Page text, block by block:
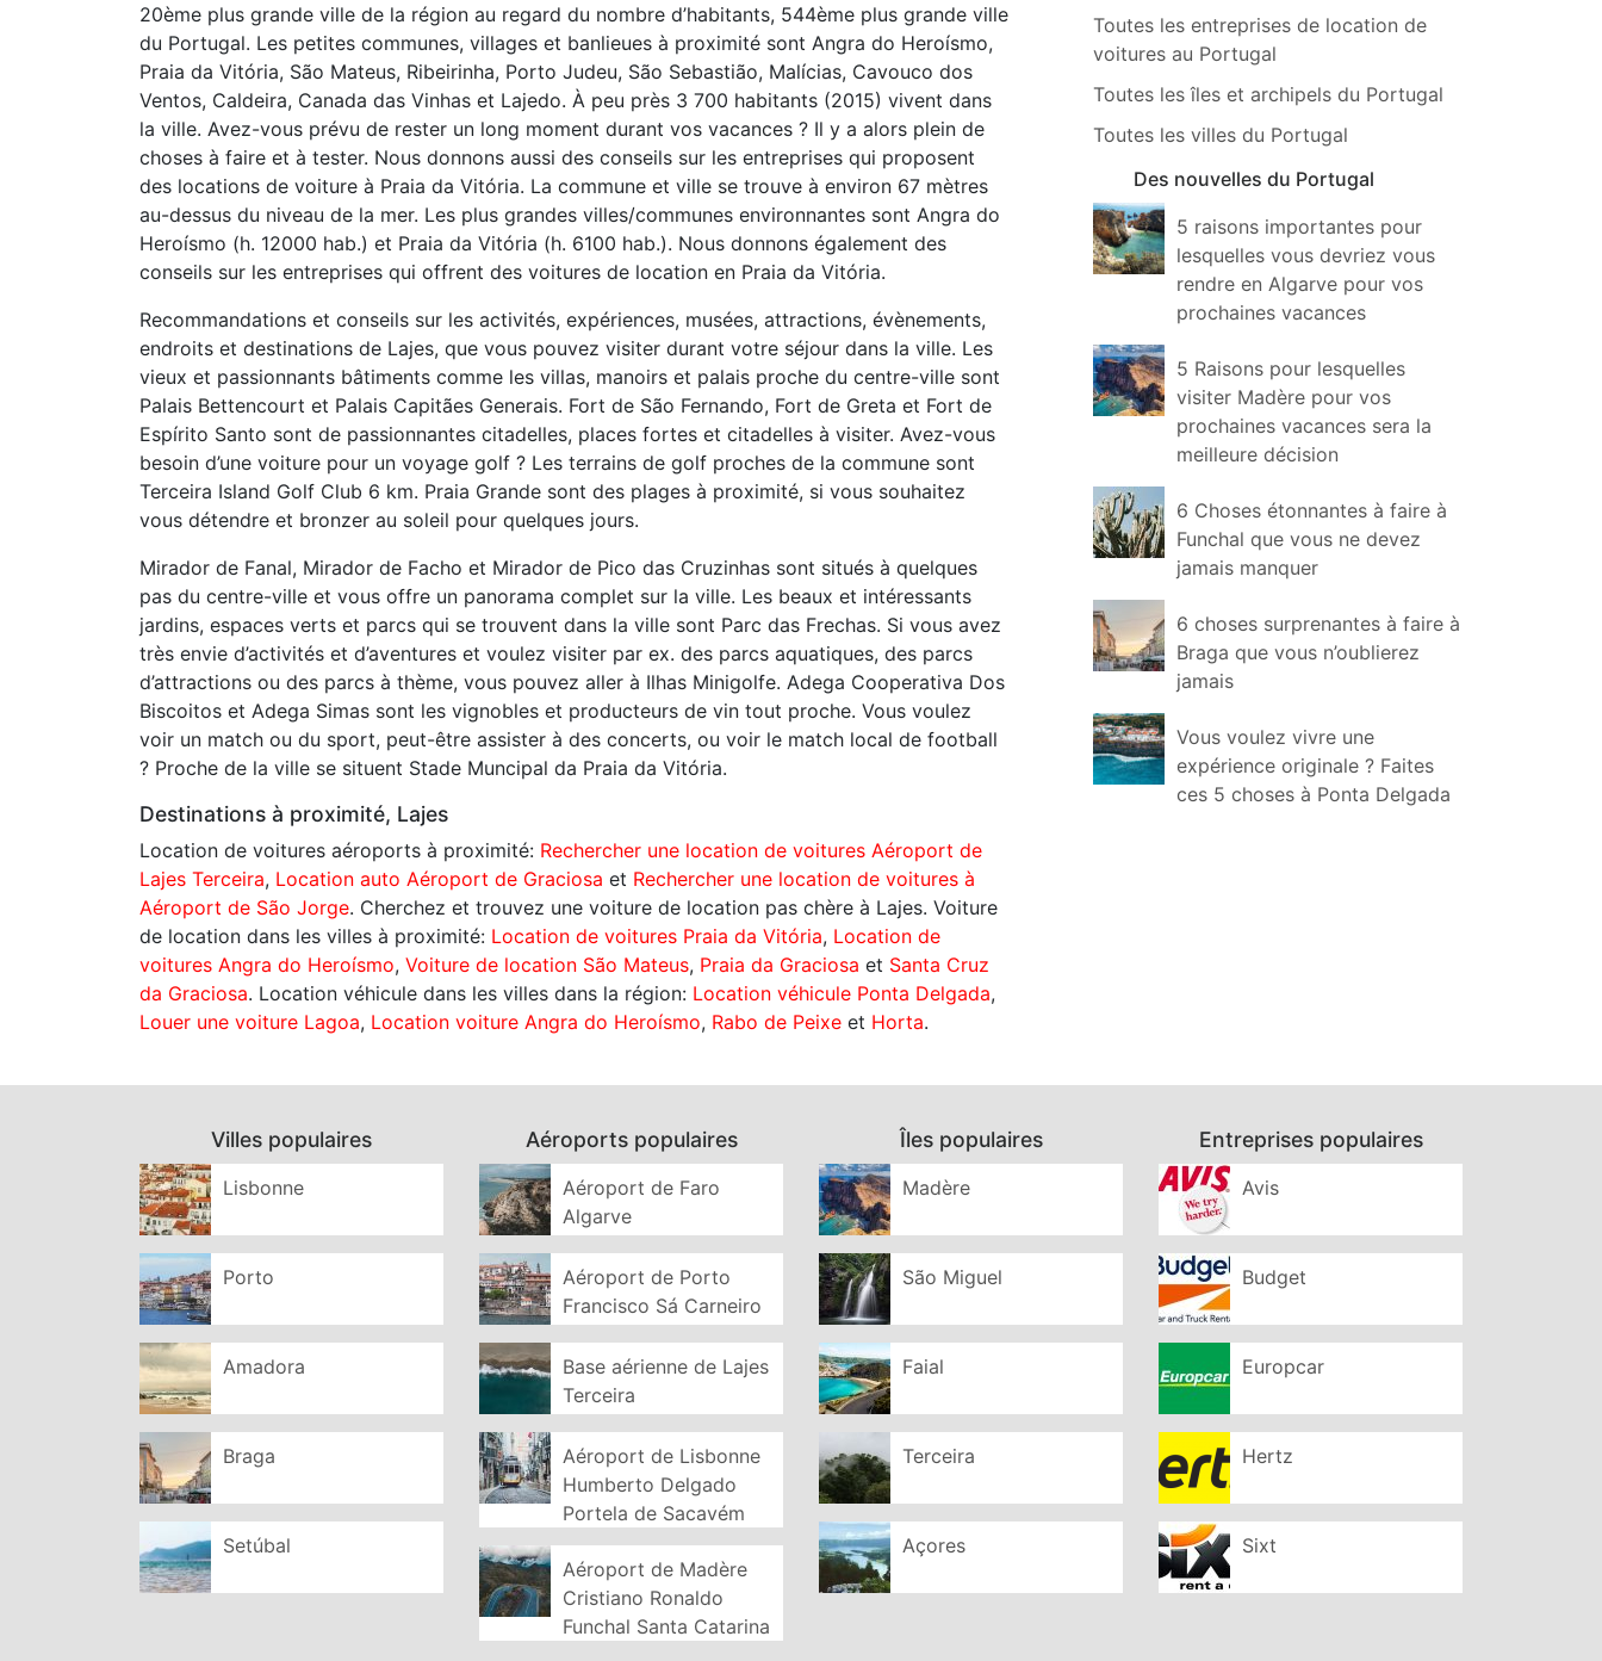
20ème plus grande ville de la région au regard du nombre d’habitants, 544ème plus grande ville
du Portugal. Les petites communes, villages et banlieues à proximité sont Angra do Heroísmo,
Praia da Vitória, São Mateus, Ribeirinha, Porto Judeu, São Sebastião, Malícias, Cavouco dos
Ventos, Caldeira, Canada das Vinhas et Lajedo. À peu près 3 700 habitants (2015) vivent dans
la ville. Avez-vous prévu de rester un long moment durant vos vacances ? Il y a alors plein de
choses à faire et à tester. Nous donnons aussi des conseils sur les entreprises qui proposent
des locations de voiture à Praia da Vitória. La commune et ville se trouve à environ 67 mètres
au-dessus du niveau de la mer. Les plus grandes villes/communes environnantes sont Angra do
Heroísmo (h. 12000 hab.) et Praia da Vitória (h. 6100 hab.). Nous donnons également des
conseils sur les entreprises qui offrent des voitures de location en Praia da Vitória.
Recommandations et conseils sur les activités, expériences, musées, attractions, évènements,
endroits et destinations de Lajes, que vous pouvez visiter durant votre séjour dans la ville. Les
vieux et passionnants bâtiments comme les villas, manoirs et palais proche du centre-ville sont
Palais Bettencourt et Palais Capitães Generais. Fort de São Fernando, Fort de Greta et Fort de
Espírito Santo sont de passionnantes citadelles, places fortes et citadelles à visiter. Avez-vous
besoin d’une voiture pour un voyage golf ? Les terrains de golf proches de la commune sont
Terceira Island Golf Club 6 km. Praia Grande sont des plages à proximité, si vous souhaitez
vous détendre et bronzer au soleil pour quelques jours.
Mirador de Fanal, Mirador de Facho et Mirador de Pico das Cruzinhas sont situés à quelques
pas du centre-ville et vous offre un panorama complet sur la ville. Les beaux et intéressants
jardins, espaces verts et parcs qui se trouvent dans la ville sont Parc das Frechas. Si vous avez
très envie d’activités et d’aventures et voulez visiter par ex. des parcs aquatiques, des parcs
d’attractions ou des parcs à thème, vous pouvez aller à Ilhas Minigolfe. Adega Cooperativa Dos
Biscoitos et Adega Simas sont les vignobles et producteurs de vin tout proche. Vous voulez
voir un match ou du sport, peut-être assister à des concerts, ou voir le match local de football
? Proche de la ville se situent Stade Muncipal da Praia da Vitória.
Destinations à proximité, Lajes
Location de voitures aéroports à proximité: Rechercher une location de voitures Aéroport de
Lajes Terceira, Location auto Aéroport de Graciosa et Rechercher une location de voitures à
Aéroport de São Jorge. Cherchez et trouvez une voiture de location pas chère à Lajes. Voiture
de location dans les villes à proximité: Location de voitures Praia da Vitória, Location de
voitures Angra do Heroísmo, Voiture de location São Mateus, Praia da Graciosa et Santa Cruz
da Graciosa. Location véhicule dans les villes dans la région: Location véhicule Ponta Delgada,
Louer une voiture Lagoa, Location voiture Angra do Heroísmo, Rabo de Peixe et Horta.
Toutes les entreprises de location de
voitures au Portugal
Toutes les îles et archipels du Portugal
Toutes les villes du Portugal
Des nouvelles du Portugal
5 raisons importantes pour
lesquelles vous devriez vous
rendre en Algarve pour vos
prochaines vacances
5 Raisons pour lesquelles
visiter Madère pour vos
prochaines vacances sera la
meilleure décision
6 Choses étonnantes à faire à
Funchal que vous ne devez
jamais manquer
6 choses surprenantes à faire à
Braga que vous n’oublierez
jamais
Vous voulez vivre une
expérience originale ? Faites
ces 5 choses à Ponta Delgada
Villes populaires
Lisbonne
Porto
Amadora
Braga
Setúbal
Aéroports populaires
Aéroport de Faro
Algarve
Aéroport de Porto
Francisco Sá Carneiro
Base aérienne de Lajes
Terceira
Aéroport de Lisbonne
Humberto Delgado
Portela de Sacavém
Aéroport de Madère
Cristiano Ronaldo
Funchal Santa Catarina
Îles populaires
Madère
São Miguel
Faial
Terceira
Açores
Entreprises populaires
Avis
Budget
Europcar
Hertz
Sixt